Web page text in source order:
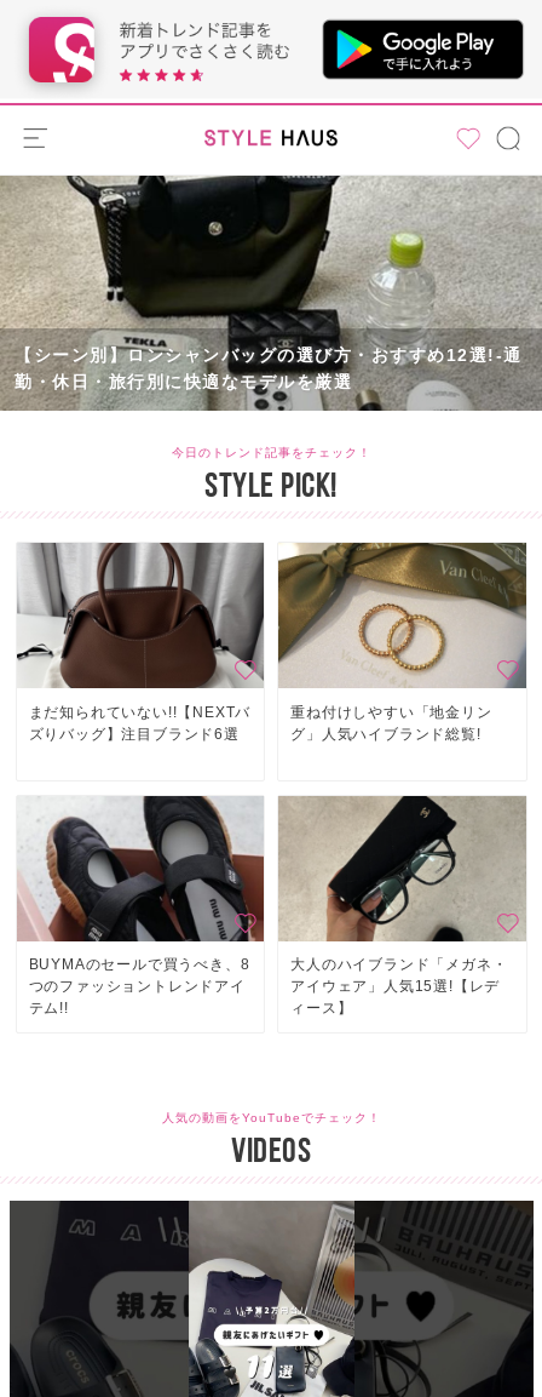
STYLE HAUS
【シーン別】ロンシャンバッグの選び方・おすすめ12選!-通
勤・休日・旅行別に快適なモデルを厳選
今日のトレンド記事をチェック！
STYLE PICK!
まだ知られていない!!【NEXTバ
ズりバッグ】注目ブランド6選
重ね付けしやすい「地金リン
グ」人気ハイブランド総覧!
BUYMAのセールで買うべき、8
つのファッショントレンドアイ
テム!!
大人のハイブランド「メガネ・
アイウェア」人気15選!【レデ
ィース】
人気の動画をYouTubeでチェック！
VIDEOS